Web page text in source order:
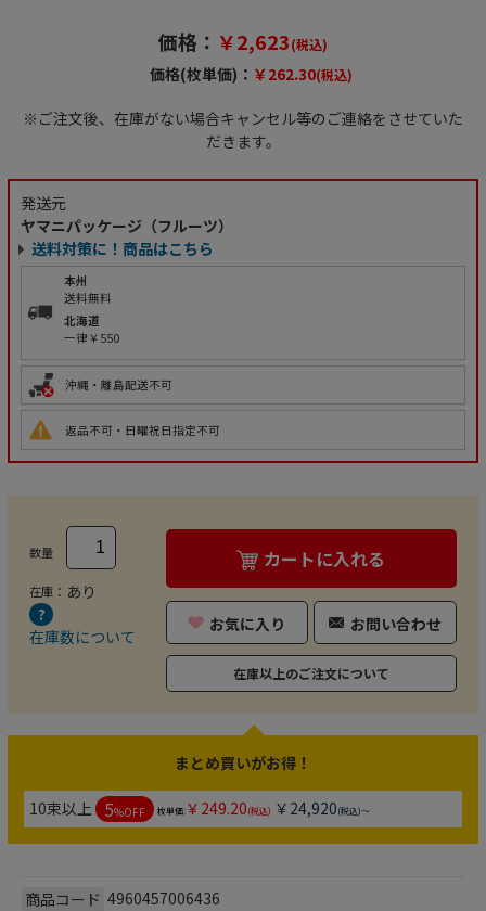
価格： ￥2,623(税込)
価格(枚単価)： ￥262.30(税込)
※ご注文後、在庫がない場合キャンセル等のご連絡をさせていた
だきます。
発送元
ヤマニパッケージ（フルーツ）
送料対策に！商品はこちら
本州
送料無料
北海道
一律￥550
沖縄・離島配送不可
返品不可・日曜祝日指定不可
数量
在庫： あり
在庫数について
カートに入れる
お気に入り お問い合わせ
在庫以上のご注文について
まとめ買いがお得！
10束以上 5%OFF 枚単価:￥249.20(税込) ￥24,920(税込)～
商品コード 4960457006436